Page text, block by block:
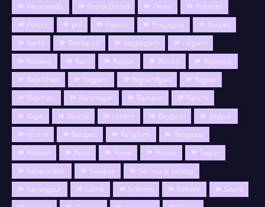
Paraswada
Petrol Diesel Photo
Poetries
Poitics
pol Politics Prayagraj
Punjab
Rachi
Raebareli Raghogarh
raigarh
Railway
Rain Raipur Raisen
Rajastha
Rajasthan
Rajgarh Rajnandgao
Rajpur
Rajsthan
Ramnagar Rampur
Ranchi
Rape
Rasifal ratlam Raygarh
Raypur
recent
Recipes Religions
Religious
Relison
Reva Rewa Russia
Sagar
Saharanpur
Sajapur
Samsung Laptop
Sarangpur
Satna Science Sehore
Seoni